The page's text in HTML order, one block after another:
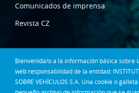
Bienvenida/o a la información básica sobre
web responsabilidad de la entidad:
SOBRE VEHÍCULOS S.A. Una cookie o
Comunicados de imprensa
Revista CZ
Dónde estamos
Contacta